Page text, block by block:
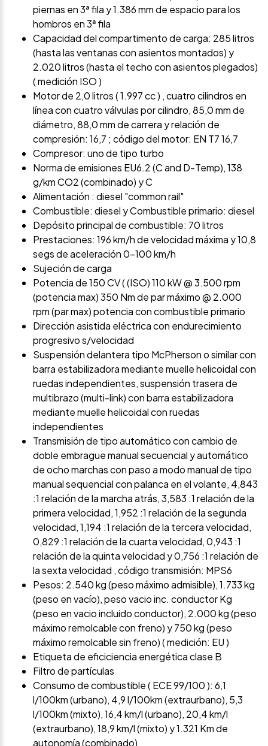
piernas en 3ª fila y 1.386 mm de espacio para los
hombros en 3ª fila
Capacidad del compartimento de carga: 285 litros
(hasta las ventanas con asientos montados) y
2.020 litros (hasta el techo con asientos plegados)
( medición ISO )
Motor de 2,0 litros ( 1.997 cc ) , cuatro cilindros en
línea con cuatro válvulas por cilindro, 85,0 mm de
diámetro, 88,0 mm de carrera y relación de
compresión: 16,7 ; código del motor: EN T7 16,7
Compresor: uno de tipo turbo
Norma de emisiones EU6.2 (C and D-Temp), 138
g/km CO2 (combinado) y C
Alimentación : diesel "common rail"
Combustible: diesel y Combustible primario: diesel
Depósito principal de combustible: 70 litros
Prestaciones: 196 km/h de velocidad máxima y 10,8
segs de aceleración 0-100 km/h
Sujeción de carga
Potencia de 150 CV ( (ISO) 110 kW @ 3.500 rpm
(potencia max) 350 Nm de par máximo @ 2.000
rpm (par max) potencia con combustible primario
Dirección asistida eléctrica con endurecimiento
progresivo s/velocidad
Suspensión delantera tipo McPherson o similar con
barra estabilizadora mediante muelle helicoidal con
ruedas independientes, suspensión trasera de
multibrazo (multi-link) con barra estabilizadora
mediante muelle helicoidal con ruedas
independientes
Transmisión de tipo automático con cambio de
doble embrague manual secuencial y automático
de ocho marchas con paso a modo manual de tipo
manual sequencial con palanca en el volante, 4,843
:1 relación de la marcha atrás, 3,583 :1 relación de la
primera velocidad, 1,952 :1 relación de la segunda
velocidad, 1,194 :1 relación de la tercera velocidad,
0,829 :1 relación de la cuarta velocidad, 0,943 :1
relación de la quinta velocidad y 0,756 :1 relación de
la sexta velocidad , código transmisión: MPS6
Pesos: 2.540 kg (peso máximo admisible), 1.733 kg
(peso en vacío), peso vacio inc. conductor Kg
(peso en vacio incluido conductor), 2.000 kg (peso
máximo remolcable con freno) y 750 kg (peso
máximo remolcable sin freno) ( medición: EU )
Etiqueta de eficiciencia energética clase B
Filtro de partículas
Consumo de combustible ( ECE 99/100 ): 6,1
l/100km (urbano), 4,9 l/100km (extraurbano), 5,3
l/100km (mixto), 16,4 km/l (urbano), 20,4 km/l
(extraurbano), 18,9 km/l (mixto) y 1.321 Km de
autonomía (combinado)